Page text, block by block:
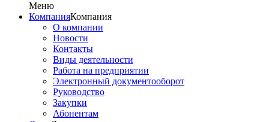
Меню
КомпанияКомпания
О компании
Новости
Контакты
Виды деятельности
Работа на предприятии
Электронный документооборот
Руководство
Закупки
Абонентам